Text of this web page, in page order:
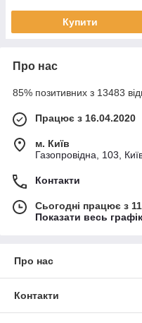
Купити
Про нас
85% позитивних з 13483
Працює з 16.04.2020
м. Київ
Газопровідна, 103,
Контакти
Сьогодні працює з
Показати весь
Про нас
Контакти